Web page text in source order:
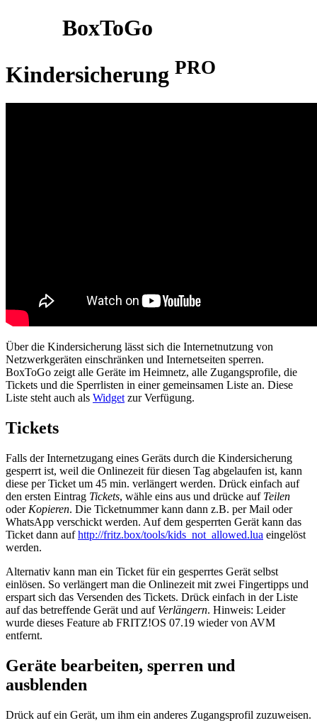
BoxToGo
Kindersicherung PRO
Über die Kindersicherung lässt sich die Internetnutzung von
Netzwerkgeräten einschränken und Internetseiten sperren.
BoxToGo zeigt alle Geräte im Heimnetz, alle Zugangsprofile, die
Tickets und die Sperrlisten in einer gemeinsamen Liste an. Diese
Liste steht auch als Widget zur Verfügung.
Tickets
Falls der Internetzugang eines Geräts durch die Kindersicherung
gesperrt ist, weil die Onlinezeit für diesen Tag abgelaufen ist, kann
diese per Ticket um 45 min. verlängert werden. Drück einfach auf
den ersten Eintrag Tickets, wähle eins aus und drücke auf Teilen
oder Kopieren. Die Ticketnummer kann dann z.B. per Mail oder
WhatsApp verschickt werden. Auf dem gesperrten Gerät kann das
Ticket dann aufhttp://fritz.box/tools/kids_not_allowed.lua eingelöst
werden.
Alternativ kann man ein Ticket für ein gesperrtes Gerät selbst
einlösen. So verlängert man die Onlinezeit mit zwei Fingertipps und
erspart sich das Versenden des Tickets. Drück einfach in der Liste
auf das betreffende Gerät und auf Verlängern. Hinweis: Leider
wurde dieses Feature ab FRITZ!OS 07.19 wieder von AVM
entfernt.
Geräte bearbeiten, sperren und
ausblenden
Drück auf ein Gerät, um ihm ein anderes Zugangsprofil zuzuweisen.